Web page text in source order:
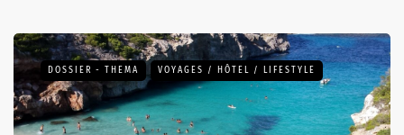
DOSSIER - THEMA VOYAGES / HÔTEL / LIFESTYLE